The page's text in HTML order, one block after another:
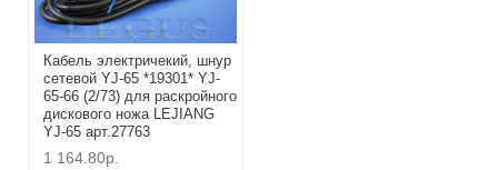
Кабель электричекий, шнур
сетевой YJ-65 *19301* YJ-
65-66 (2/73) для раскройного
дискового ножа LEJIANG
YJ-65 арт.27763
1 164.80р.